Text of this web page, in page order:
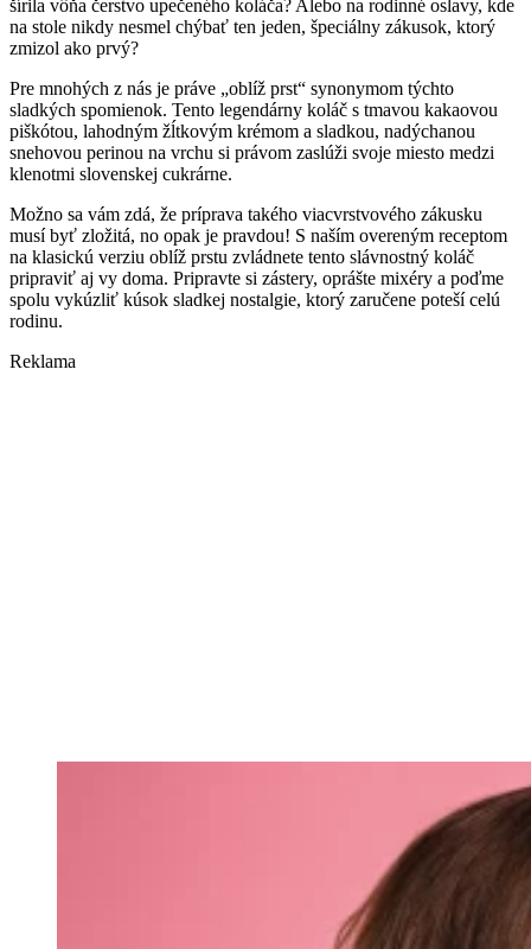
šírila vôňa čerstvo upečeného koláča? Alebo na rodinné oslavy, kde
na stole nikdy nesmel chýbať ten jeden, špeciálny zákusok, ktorý
zmizol ako prvý?
Pre mnohých z nás je práve „oblíž prst“ synonymom týchto
sladkých spomienok. Tento legendárny koláč s tmavou kakaovou
piškótou, lahodným žĺtkovým krémom a sladkou, nadýchanou
snehovou perinou na vrchu si právom zaslúži svoje miesto medzi
klenotmi slovenskej cukrárne.
Možno sa vám zdá, že príprava takého viacvrstvového zákusku
musí byť zložitá, no opak je pravdou! S naším overeným receptom
na klasickú verziu oblíž prstu zvládnete tento slávnostný koláč
pripraviť aj vy doma. Pripravte si zástery, oprášte mixéry a poďme
spolu vykúzliť kúsok sladkej nostalgie, ktorý zaručene poteší celú
rodinu.
Reklama